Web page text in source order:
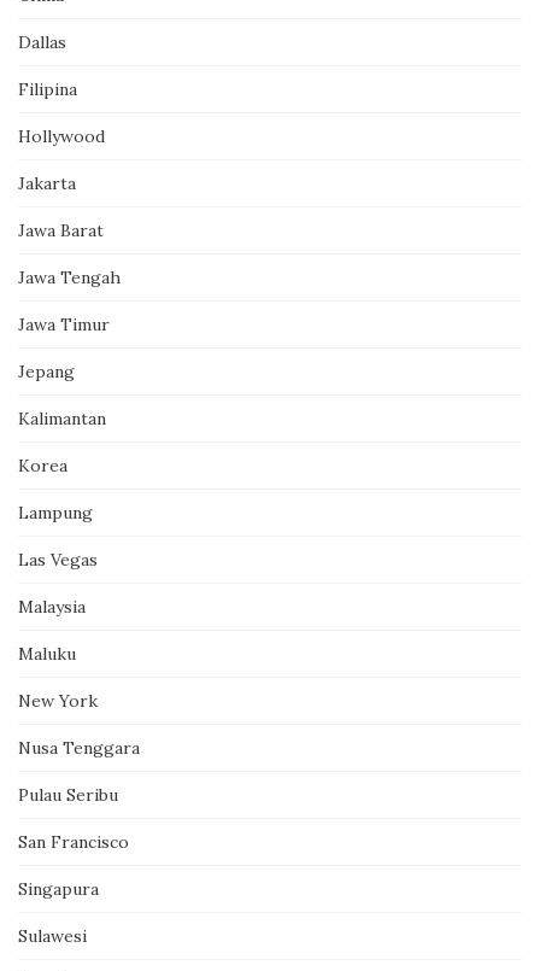
Dallas
Filipina
Hollywood
Jakarta
Jawa Barat
Jawa Tengah
Jawa Timur
Jepang
Kalimantan
Korea
Lampung
Las Vegas
Malaysia
Maluku
New York
Nusa Tenggara
Pulau Seribu
San Francisco
Singapura
Sulawesi